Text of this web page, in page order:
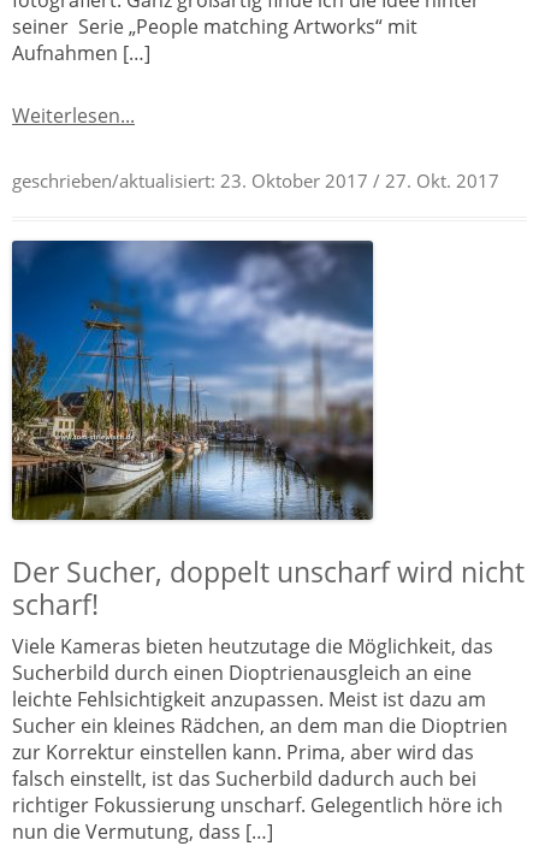
seiner Serie „People matching Artworks“ mit
Aufnahmen […]
Weiterlesen...
geschrieben/aktualisiert: 23. Oktober 2017 / 27. Okt. 2017
Der Sucher, doppelt unscharf wird nicht
scharf!
Viele Kameras bieten heutzutage die Möglichkeit, das
Sucherbild durch einen Dioptrienausgleich an eine
leichte Fehlsichtigkeit anzupassen. Meist ist dazu am
Sucher ein kleines Rädchen, an dem man die Dioptrien
zur Korrektur einstellen kann. Prima, aber wird das
falsch einstellt, ist das Sucherbild dadurch auch bei
richtiger Fokussierung unscharf. Gelegentlich höre ich
nun die Vermutung, dass […]